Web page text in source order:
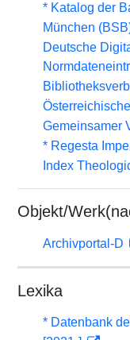
* Katalog der
München
Deutsche
Gemeinsamer
* Regesta
Index
Objekt/
Archivportal-D
Lexika
* Datenbank